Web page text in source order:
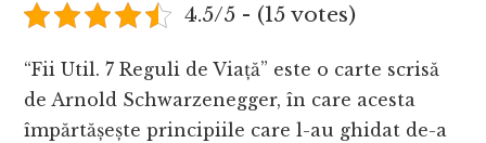
4.5/5 - (15 votes)
“Fii Util. 7 Reguli de Viață” este o carte scrisă
de Arnold Schwarzenegger, în care acesta
împărtășește principiile care l-au ghidat de-a